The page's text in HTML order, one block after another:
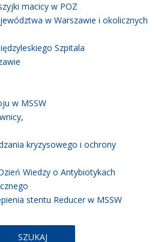
macicy w POZ
w Warszawie i okolicznych
Szpitala
w MSSW
kryzysowego i ochrony
Wiedzy o Antybiotykach
stentu Reducer w MSSW
SZUKAJ